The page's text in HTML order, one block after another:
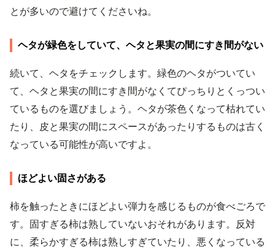
とが多いので避けてくださいね。
ヘタが緑色をしていて、ヘタと果実の間にすき間がない
続いて、ヘタをチェックします。緑色のヘタがついてい
て、ヘタと果実の間にすき間がなくてぴっちりとくっつい
ているものを選びましょう。ヘタが茶色くなって枯れてい
たり、皮と果実の間にスペースがあったりするものは古く
なっている可能性が高いですよ。
ほどよい固さがある
柿を触ったときにほどよい弾力を感じるものが食べごろで
す。固すぎる柿は熟していないおそれがあります。反対
に、柔らかすぎる柿は熟しすぎていたり、悪くなっている